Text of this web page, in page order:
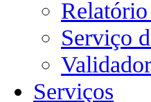
Serviço
Serviços